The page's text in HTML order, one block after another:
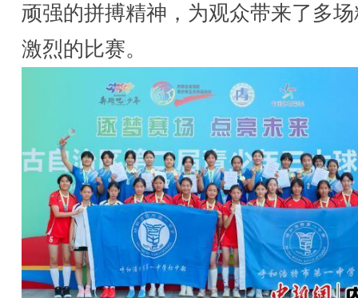
顽强的拼搏精神，为观众带来了多
激烈的比赛。